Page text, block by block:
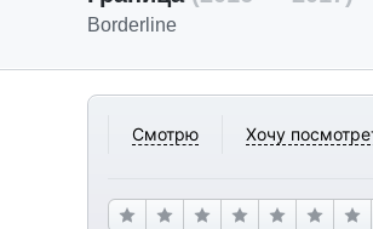
Borderline
Смотрю Хочу